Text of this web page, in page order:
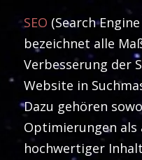
SEO (Search
bezeichnet alle
Verbesserung der
Website in
Dazu gehören
Optimierungen als
hochwertiger